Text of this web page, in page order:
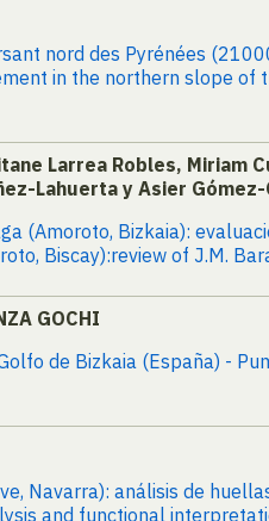
nord des Pyrénées
in the northern slope
Larrea Robles, Miriam
Lahuerta y Asier
(Amoroto, Bizkaia):
Biscay):review of J.M.
GOCHI
de Bizkaia (España) -
Navarra): análisis de
and functional